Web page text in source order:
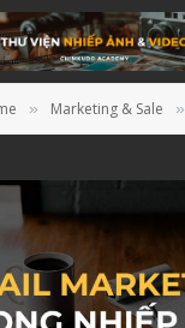
» Marketing & Sale »